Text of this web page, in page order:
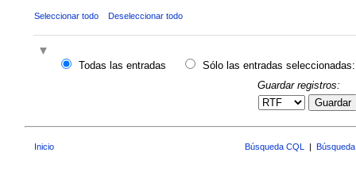
Seleccionar todo Deseleccionar todo
Todas las entradas
Sólo las entradas seleccionadas:
Guardar registros:
Guardar
Inicio Búsqueda CQL